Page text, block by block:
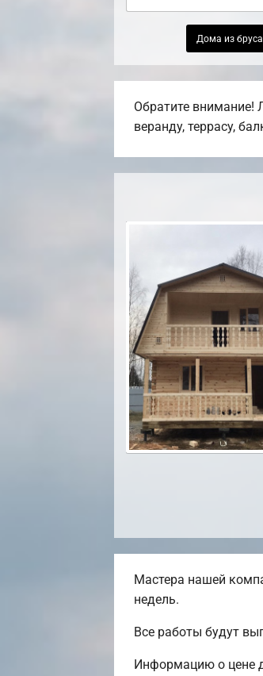
Дома из бруса
Обратите внимание!
веранду, террасу,
Мастера нашей
недель.
Все работы будут
Информацию о цене